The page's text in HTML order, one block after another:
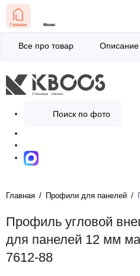
Поиск по фото
Главная Меню
Главная Профили для панелей
Профиль угловой
для панелей 12 мм
7612-88
Все про товар Описание